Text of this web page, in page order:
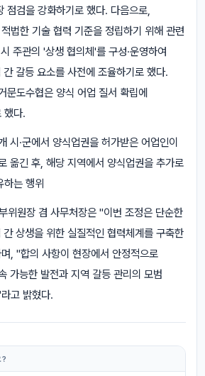
점검을 강화하기로 했다. 다음으로,
법한 기술 협력 기준을 정립하기 위해 관련
주관의 '상생 협의체'를 구성·운영하여
갈등 요소를 사전에 조율하기로 했다.
문도수협은 양식 어업 질서 확립에
했다.
시·군에서 양식업권을 허가받은 어업인이
옮긴 후, 해당 지역에서 양식업권을 추가로
하는 행위
위원장 겸 사무처장은 "이번 조정은 단순한
상생을 위한 실질적인 협력체계를 구축한
, "합의 사항이 현장에서 안정적으로
가능한 발전과 지역 갈등 관리의 모범
고 밝혔다.
?